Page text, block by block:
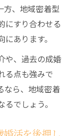
方、地域密着型
にすり合わせる
あります。
や、過去の成婚
る点も強みで
なら、地域密着
でしょう。